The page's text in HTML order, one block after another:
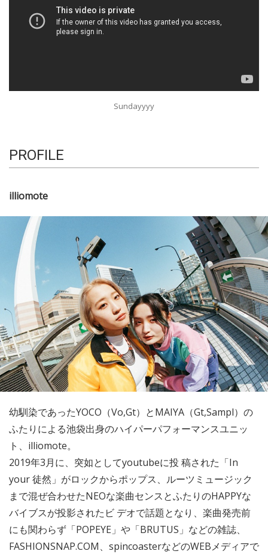
Sundayyyy
PROFILE
illiomote
幼馴染であったYOCO（Vo,Gt）とMAIYA（Gt,Sampl）の
ふたりによる池袋出身のハイパーパフォーマンスユニッ
ト、illiomote。
2019年3月に、突如としてyoutubeに投 稿された「In
your 徒然」がロックからポップス、ルーツミュージック
まで混ぜ合わせたNEOな楽曲センスとふたりのHAPPYな
バイブスが投影されたビ デオで話題となり、楽曲発売前
にも関わらず「POPEYE」や「BRUTUS」などの雑誌、
FASHIONSNAP.COM、spincoasterなどのWEBメディアで